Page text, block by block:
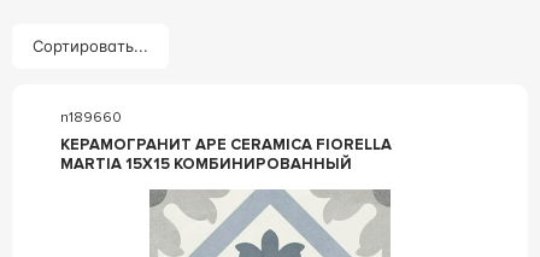
Сортировать...
n189660
КЕРАМОГРАНИТ APE CERAMICA FIORELLA
MARTIA 15X15 КОМБИНИРОВАННЫЙ